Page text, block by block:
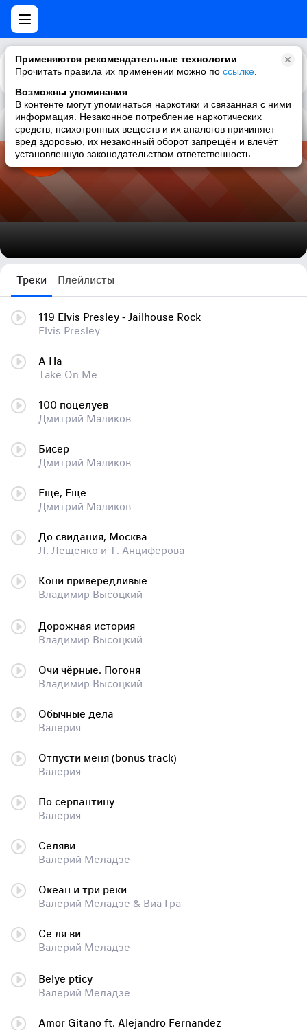
Применяются рекомендательные технологии
Прочитать правила их применении можно по ссылке
Возможны упоминания
В контенте могут упоминаться наркотики и связанная с ними
информация. Незаконное потребление наркотических
средств, психотропных веществ и их аналогов причиняет
вред здоровью, их незаконный оборот запрещён и влечёт
установленную законодательством ответственность
Каталог Рекомендации
Мир
54 трека
Треки Плейлисты
119 Elvis Presley - Jailhouse Rock
Elvis Presley
A Ha
Take On Me
100 поцелуев
Дмитрий Маликов
Бисер
Дмитрий Маликов
Еще, Еще
Дмитрий Маликов
До свидания, Москва
Л. Лещенко и Т. Анциферова
Кони привередливые
Владимир Высоцкий
Дорожная история
Владимир Высоцкий
Очи чёрные. Погоня
Владимир Высоцкий
Обычные дела
Валерия
Отпусти меня (bonus track)
Валерия
По серпантину
Валерия
Селяви
Валерий Меладзе
Океан и три реки
Валерий Меладзе & Виа Гра
Се ля ви
Валерий Меладзе
Belye pticy
Валерий Меладзе
Amor Gitano ft. Alejandro Fernandez